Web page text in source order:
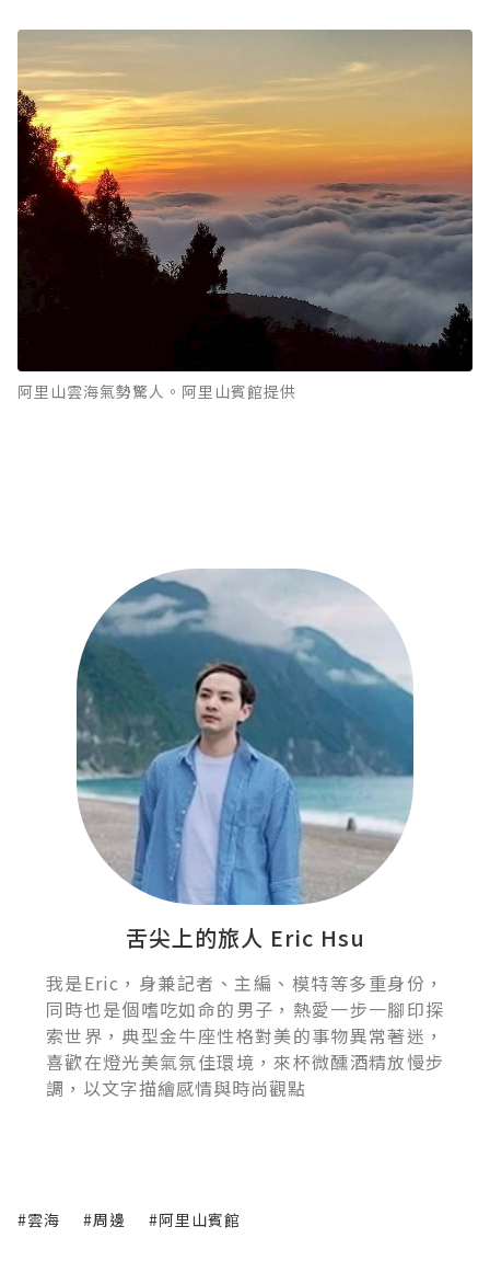
阿里山雲海氣勢驚人。阿里山賓館提供
舌尖上的旅人 Eric Hsu
我是Eric，身兼記者、主編、模特等多重身份，
同時也是個嗜吃如命的男子，熱愛一步一腳印探
索世界，典型金牛座性格對美的事物異常著迷，
喜歡在燈光美氣氛佳環境，來杯微醺酒精放慢步
調，以文字描繪感情與時尚觀點
#雲海 #周邊 #阿里山賓館